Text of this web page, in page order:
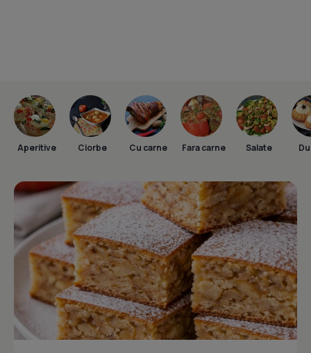
Aperitive Ciorbe Cu carne Fara carne Salate